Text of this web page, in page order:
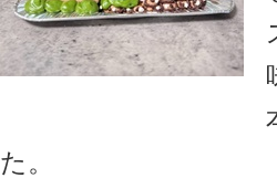
た。